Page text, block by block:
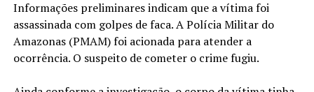
Informações preliminares indicam que a vítima foi
assassinada com golpes de faca. A Polícia Militar do
Amazonas (PMAM) foi acionada para atender a
ocorrência. O suspeito de cometer o crime fugiu.